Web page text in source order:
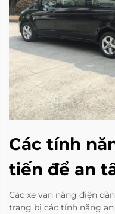
Các tính
tiến để an
Các xe van nâng điện
trang bị các tính năng